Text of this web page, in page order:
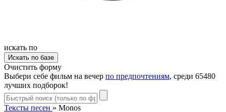
искать по
Очистить форму
Выбери себе фильм на вечер по предпочтениям, среди 65480
лучших подборок!
Тексты песен » Monos